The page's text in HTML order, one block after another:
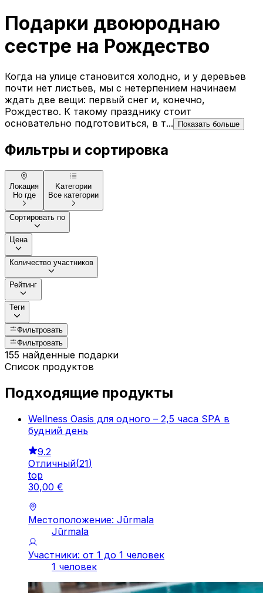
Подарки двоюроднаю
сестре на Рождество
Когда на улице становится холодно, и у деревьев
почти нет листьев, мы с нетерпением начинаем
ждать две вещи: первый снег и, конечно,
Рождество. К такому празднику стоит
основательно подготовиться, в т...
Показать больше
Фильтры и сортировка
Локация
Но где
Kатегории
Все категории
Сортировать по
Цена
Количество участников
Рейтинг
Теги
Фильтровать
Фильтровать
155 найденные подарки
Список продуктов
Подходящие продукты
Wellness Oasis для одного – 2,5 часа SPA в
будний день
9.2
Отличный(21)
top
30,00 €
Местоположение: Jūrmala
Jūrmala
Участники: от 1 до 1 человек
1 человек